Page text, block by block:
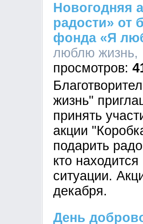
Новогодняя
радости» от
фонда «Я
люблю жизнь,
жизнь"
принять
акции
подарить
кто
ситуации.
декабря.
День